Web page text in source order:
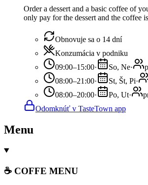
Order a dessert and a basic coffee of
only pay for the dessert and the coffee
Obnovuje sa o 14 dní
Konzumácia v podniku
09:00–15:00· So, Ne·
08:00–21:00· St, Št, Pi·
08:00–20:00· Po, Ut·
Odomknúť v TasteTown app
Menu
☕ COFFE MENU